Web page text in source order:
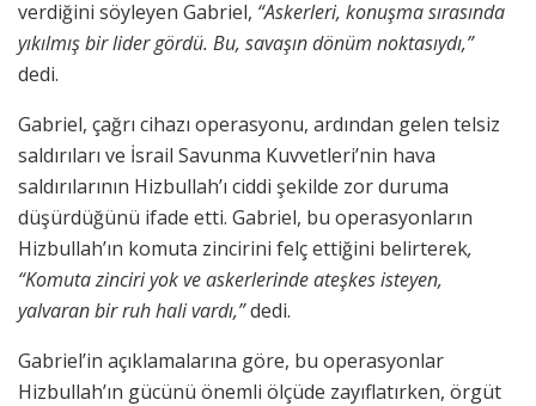
verdiğini söyleyen Gabriel, “Askerleri, konuşma sırasında
yıkılmış bir lider gördü. Bu, savaşın dönüm noktasıydı,”
dedi.
Gabriel, çağrı cihazı operasyonu, ardından gelen telsiz
saldırıları ve İsrail Savunma Kuvvetleri’nin hava
saldırılarının Hizbullah’ı ciddi şekilde zor duruma
düşürdüğünü ifade etti. Gabriel, bu operasyonların
Hizbullah’ın komuta zincirini felç ettiğini belirterek,
“Komuta zinciri yok ve askerlerinde ateşkes isteyen,
yalvaran bir ruh hali vardı,”dedi.
Gabriel’in açıklamalarına göre, bu operasyonlar
Hizbullah’ın gücünü önemli ölçüde zayıflatırken, örgüt